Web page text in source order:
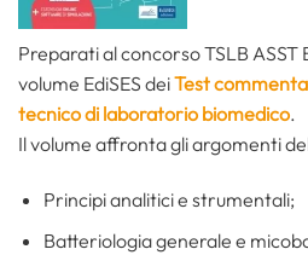
Preparati al concorso TSLB ASST
volume EdiSES deiTest
tecnico di laboratorio biomedico.
Il volume affronta gli argomenti
Principi analitici e strumentali;
Batteriologia generale e